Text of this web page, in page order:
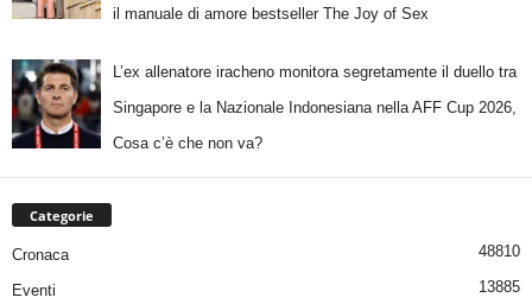
il manuale di amore bestseller The Joy of Sex
L’ex allenatore iracheno monitora segretamente il duello tra
Singapore e la Nazionale Indonesiana nella AFF Cup 2026,
Cosa c’è che non va?
Categorie
Cronaca 48810
Eventi 13885